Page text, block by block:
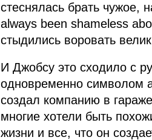
стеснялась брать чужое,
always been shameless
стыдились воровать
И Джобсу это сходило с
одновременно символом
создал компанию в
многие хотели быть
жизни и все, что он